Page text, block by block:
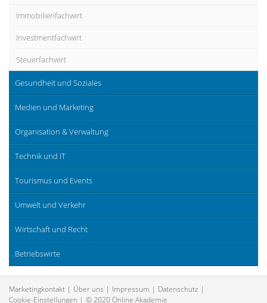
Immobilienfachwirt
Investmentfachwirt
Steuerfachwirt
Gesundheit und Soziales
Medien und Marketing
Organisation & Verwaltung
Technik und IT
Tourismus und Events
Umwelt und Verkehr
Wirtschaft und Recht
Betriebswirte
Marketingkontakt Über uns Impressum
Datenschutz
Cookie-Einstellungen
© 2020 Online Akademie